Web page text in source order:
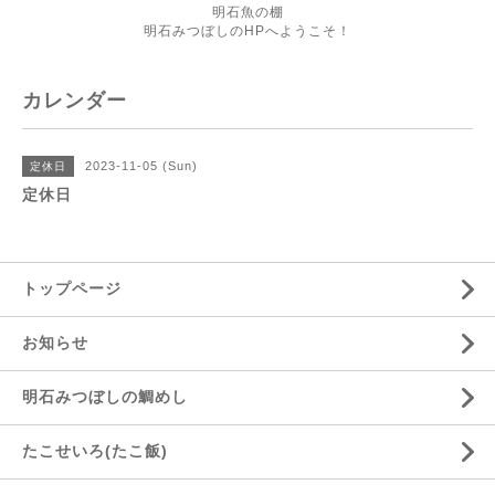
明石魚の棚
明石みつぼしのHPへようこそ！
カレンダー
定休日 2023-11-05 (Sun)
定休日
トップページ
お知らせ
明石みつぼしの鯛めし
たこせいろ(たこ飯)